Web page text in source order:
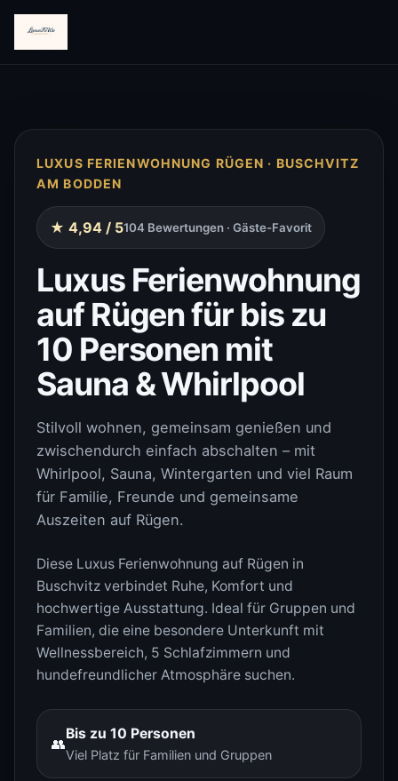
LUXUS FERIENWOHNUNG RÜGEN · BUSCHVITZ
AM BODDEN
★ 4,94 / 5104 Bewertungen · Gäste-Favorit
Luxus Ferienwohnung
auf Rügen für bis zu
10 Personen mit
Sauna & Whirlpool
Stilvoll wohnen, gemeinsam genießen und
zwischendurch einfach abschalten – mit
Whirlpool, Sauna, Wintergarten und viel Raum
für Familie, Freunde und gemeinsame
Auszeiten auf Rügen.
Diese Luxus Ferienwohnung auf Rügen in
Buschvitz verbindet Ruhe, Komfort und
hochwertige Ausstattung. Ideal für Gruppen und
Familien, die eine besondere Unterkunft mit
Wellnessbereich, 5 Schlafzimmern und
hundefreundlicher Atmosphäre suchen.
👥
Bis zu 10 Personen
Viel Platz für Familien und Gruppen